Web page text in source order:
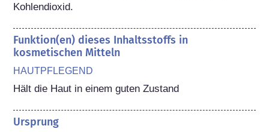
Kohlendioxid.
Funktion(en) dieses Inhaltsstoffs in
kosmetischen Mitteln
HAUTPFLEGEND
Hält die Haut in einem guten Zustand
Ursprung